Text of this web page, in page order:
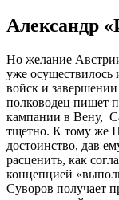
Александр
Но желание
уже осуществилось
войск и
полководец пишет
кампании в Вену,
тщетно. К тому же
достоинство, дав
расценить, как
концепцией
Суворов получает